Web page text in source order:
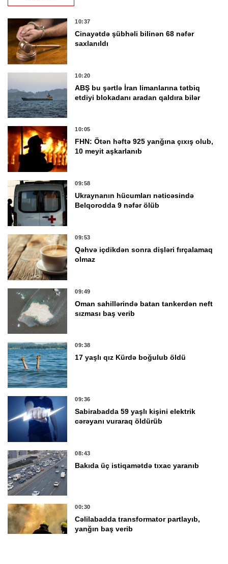
10:37
Cinayətdə şübhəli bilinən 68 nəfər
saxlanıldı
10:20
ABŞ bu şərtlə İran limanlarına tətbiq
etdiyi blokadanı aradan qaldıra bilər
10:05
FHN: Ötən həftə 925 yanğına çıxış olub,
10 meyit aşkarlanıb
09:58
Ukraynanın hücumları nəticəsində
Belqorodda 9 nəfər ölüb
09:53
Qəhvə içdikdən sonra dişləri fırçalamaq
olmaz
09:49
Oman sahillərində batan tankerdən neft
sızması baş verib
09:38
17 yaşlı qız Kürdə boğulub öldü
09:36
Sabirabadda 59 yaşlı kişini elektrik
cərəyanı vuraraq öldürüb
08:43
Bakıda üç istiqamətdə tıxac yaranıb
00:30
Cəlilabadda transformator partlayıb,
yanğın baş verib